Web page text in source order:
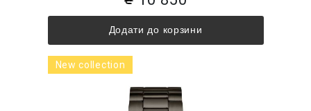
Додати до корзини
New collection